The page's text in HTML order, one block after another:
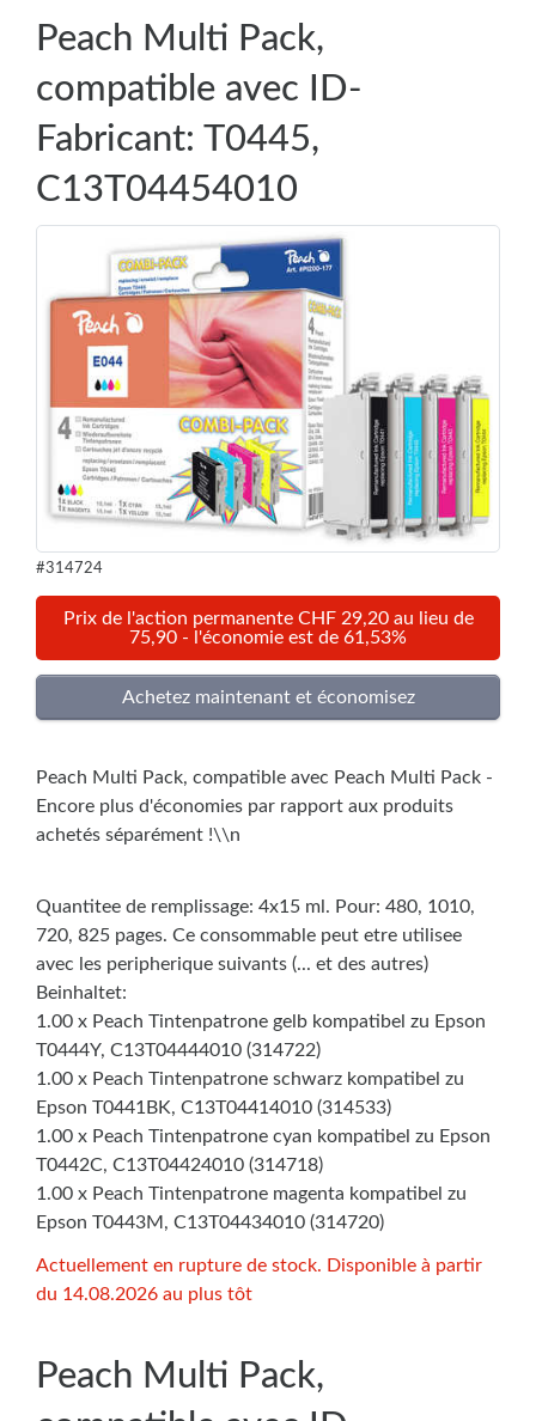
Peach Multi Pack,
compatible avec ID-
Fabricant: T0445,
C13T04454010
#314724
Prix de l'action permanente CHF 29,20 au lieu de
75,90 - l'économie est de 61,53%
Peach Multi Pack, compatible avec Peach Multi Pack -
Encore plus d'économies par rapport aux produits
achetés séparément !\\n
Quantitee de remplissage: 4x15 ml. Pour: 480, 1010,
720, 825 pages. Ce consommable peut etre utilisee
avec les peripherique suivants (... et des autres)
Beinhaltet:
1.00 x Peach Tintenpatrone gelb kompatibel zu Epson
T0444Y, C13T04444010 (314722)
1.00 x Peach Tintenpatrone schwarz kompatibel zu
Epson T0441BK, C13T04414010 (314533)
1.00 x Peach Tintenpatrone cyan kompatibel zu Epson
T0442C, C13T04424010 (314718)
1.00 x Peach Tintenpatrone magenta kompatibel zu
Epson T0443M, C13T04434010 (314720)
Actuellement en rupture de stock. Disponible à partir
du 14.08.2026 au plus tôt
Peach Multi Pack,